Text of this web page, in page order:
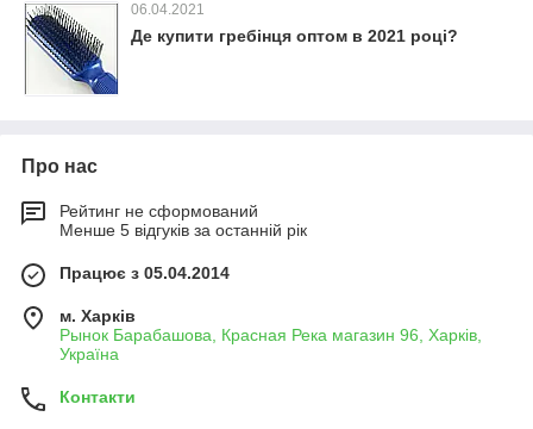
06.04.2021
Де купити гребінця оптом в 2021 році?
Про нас
Рейтинг не сформований
Менше 5 відгуків за останній рік
Працює з 05.04.2014
м. Харків
Рынок Барабашова, Красная Река магазин 96, Харків,
Україна
Контакти